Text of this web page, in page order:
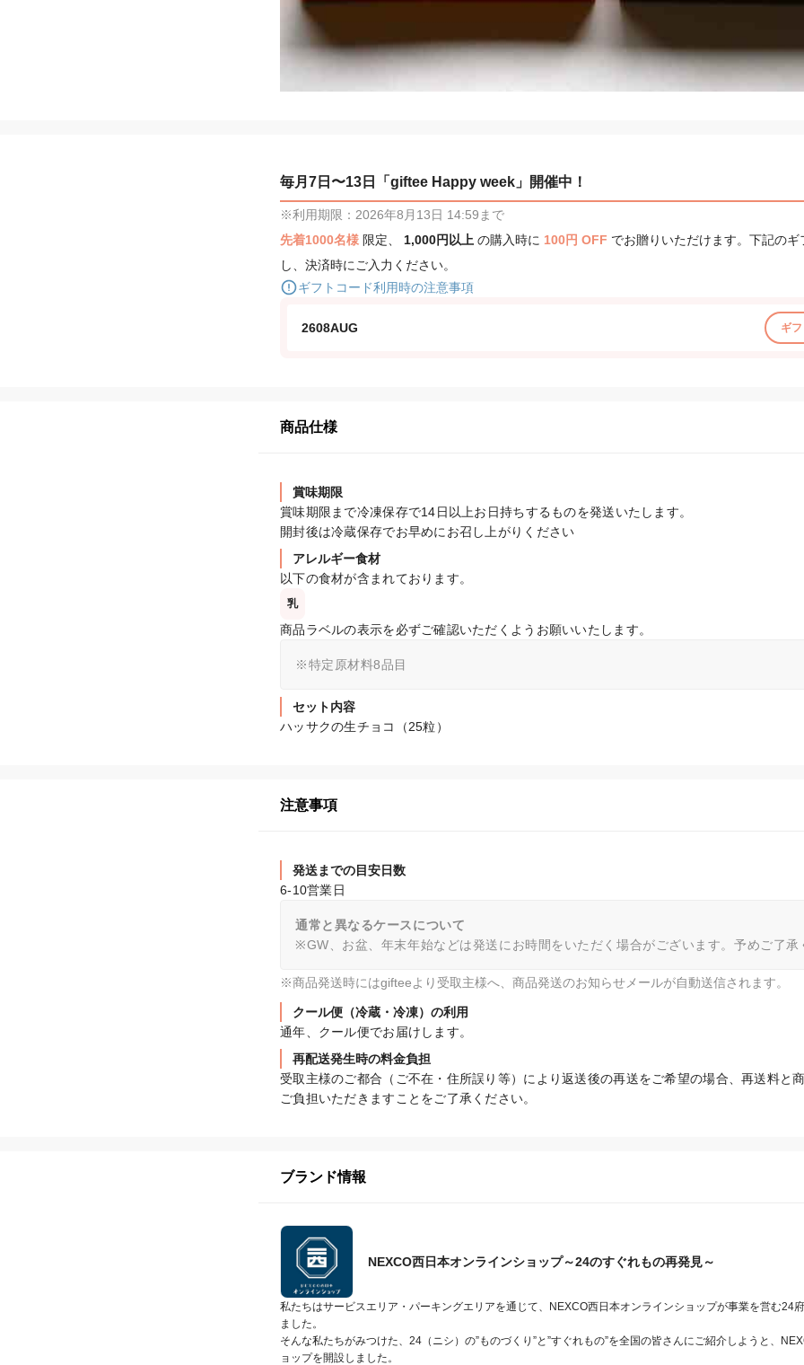
毎月7日〜13日「giftee Happy week」開催中！
※利用期限：2026年8月13日 14:59まで
先着1000名様 限定、 1,000円以上 の購入時に 100円 OFF でお贈りいただけます。下記の
し、決済時にご入力ください。
ギフトコード利用時の注意事項
2608AUG ギ
商品仕様
賞味期限
賞味期限まで冷凍保存で14日以上お日持ちするものを発送いたします。
開封後は冷蔵保存でお早めにお召し上がりください
アレルギー食材
以下の食材が含まれております。
乳
商品ラベルの表示を必ずご確認いただくようお願いいたします。
※特定原材料8品目
セット内容
ハッサクの生チョコ（25粒）
注意事項
発送までの目安日数
6-10営業日
通常と異なるケースについて
※GW、お盆、年末年始などは発送にお時間をいただく場合がございます。予めご了承
※商品発送時にはgifteeより受取主様へ、商品発送のお知らせメールが自動送信されます。
クール便（冷蔵・冷凍）の利用
通年、クール便でお届けします。
再配送発生時の料金負担
受取主様のご都合（ご不在・住所誤り等）により返送後の再送をご希望の場合、再送料と
ご負担いただきますことをご了承ください。
ブランド情報
NEXCO西日本オンラインショップ～24のすぐれもの再発見～
私たちはサービスエリア・パーキングエリアを通じて、NEXCO西日本オンラインショップが事業を営む24
ました。
そんな私たちがみつけた、24（ニシ）の”ものづくり”と”すぐれもの”を全国の皆さんにご紹介しようと、
ョップを開設しました。